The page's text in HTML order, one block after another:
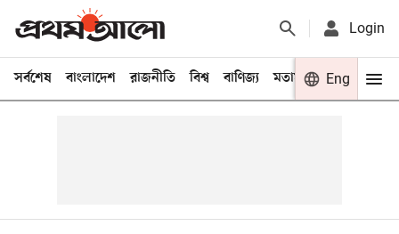
Login
সর্বশেষ বাংলাদেশ রাজনীতি বিশ্ব বাণিজ্য মতামত খেলা
Eng